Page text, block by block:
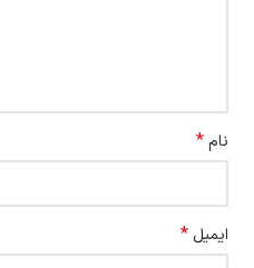
نام*
ایمیل *